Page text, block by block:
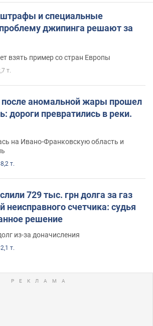
и специальные
джипинга решают за
взять пример со стран Европы
т.
после аномальной жары прошел
дороги превратились в реки.
на Ивано-Франковскую область и
т.
729 тыс. грн долга за газ
неисправного счетчика: судья
решение
из-за доначисления
т.